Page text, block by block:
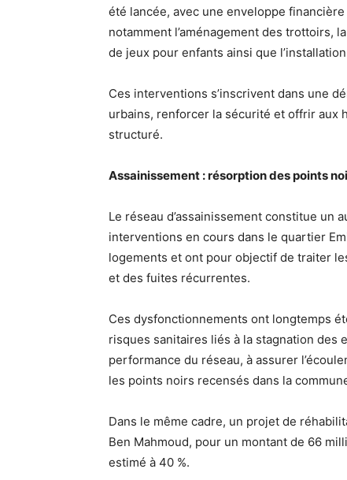
été lancée, avec une enveloppe
notamment l’aménagement des trottoirs,
de jeux pour enfants ainsi que
Ces interventions s’inscrivent dans une
urbains, renforcer la sécurité et offrir aux
structuré.
Assainissement : résorption des points
Le réseau d’assainissement constitue un
interventions en cours dans le quartier
logements et ont pour objectif de traiter
et des fuites récurrentes.
Ces dysfonctionnements ont longtemps
risques sanitaires liés à la stagnation des
performance du réseau, à assurer
les points noirs recensés dans la
Dans le même cadre, un projet de
Ben Mahmoud, pour un montant de 66
estimé à 40 %.